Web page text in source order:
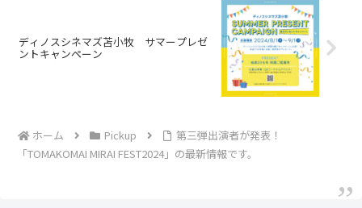
ディノスシネマズ苫小牧 サマープレゼ
ントキャンペーン
ホーム Pickup
第三弾出演者が発表！
「TOMAKOMAI MIRAI FEST2024」の最新情報です。